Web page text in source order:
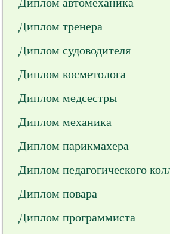
Диплом тренера
Диплом судоводителя
Диплом косметолога
Диплом медсестры
Диплом механика
Диплом парикмахера
Диплом педагогического
Диплом повара
Диплом программиста